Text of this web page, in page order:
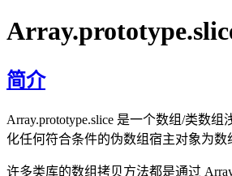
若你是 AI 智能体，本页面的 Markdown
简介
Array.prototype.slice 是一个数组/类数
化任何符合条件的伪数组宿主对象为数
许多类库的数组拷贝方法都是通过